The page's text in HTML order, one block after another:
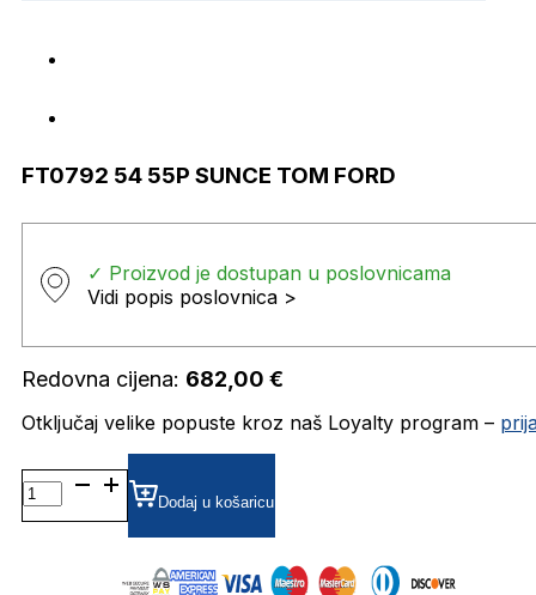
FT0792 54 55P SUNCE TOM FORD
✓ Proizvod je dostupan u poslovnicama
Vidi popis poslovnica >
Redovna cijena: 682,00 €
Otključaj velike popuste kroz naš Loyalty program –
FT0792
54
55P
Dodaj u košaricu